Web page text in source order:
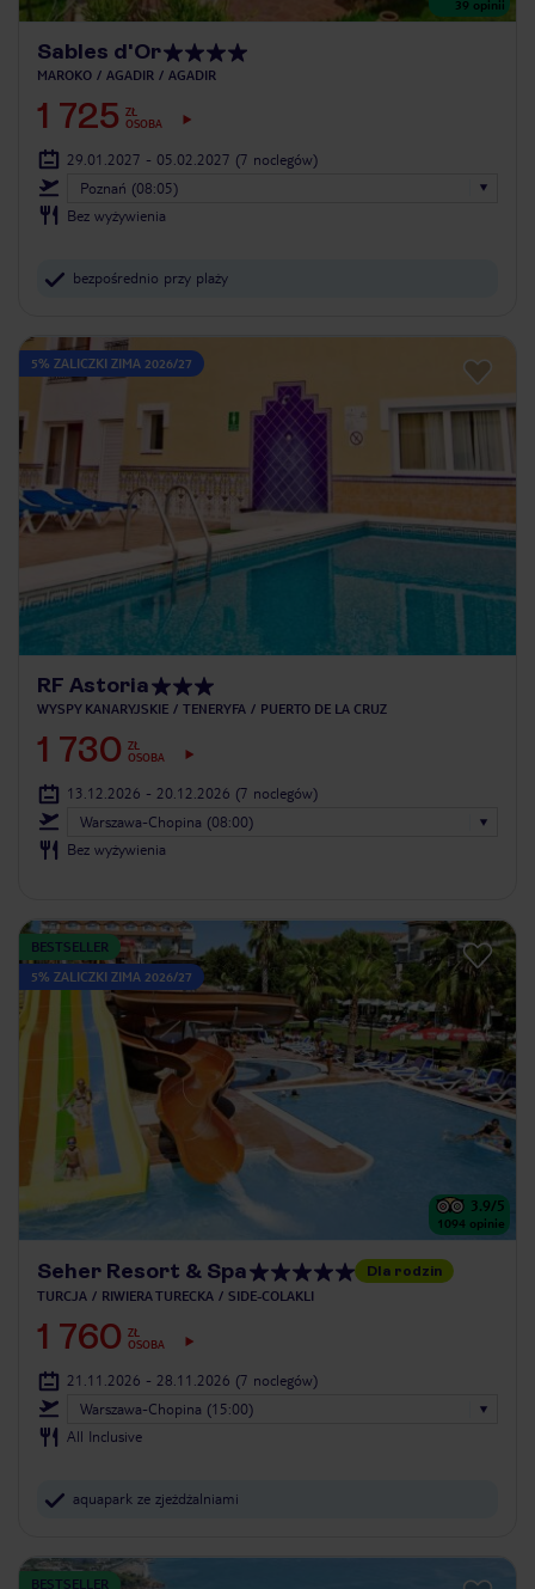
39 opinii
Sables d'Or
MAROKO AGADIR AGADIR
1 725 ZŁ
OSOBA
29.01.2027 - 05.02.2027 (7 noclegów)
Poznań (08:05)
Bez wyżywienia
bezpośrednio przy plaży
5% ZALICZKI ZIMA 2026/27
RF Astoria
WYSPY KANARYJSKIE TENERYFA PUERTO DE LA CRUZ
1 730 ZŁ
OSOBA
13.12.2026 - 20.12.2026 (7 noclegów)
Warszawa-Chopina (08:00)
Bez wyżywienia
BESTSELLER
5% ZALICZKI ZIMA 2026/27
3.9/5
1094 opinie
Seher Resort & Spa Dla rodzin
TURCJA RIWIERA TURECKA SIDE-COLAKLI
1 760 ZŁ
OSOBA
21.11.2026 - 28.11.2026 (7 noclegów)
Warszawa-Chopina (15:00)
All Inclusive
aquapark ze zjeżdżalniami
BESTSELLER